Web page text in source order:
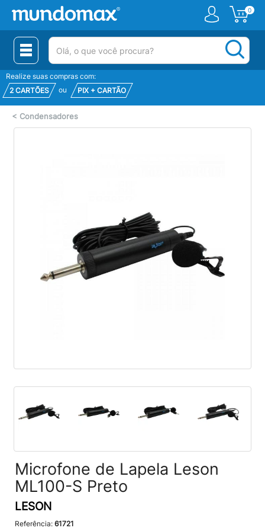
0
(pesquisar)
Realize suas compras com:
2 CARTÕES
ou PIX + CARTÃO
< Condensadores
Microfone de Lapela Leson
ML100-S Preto
LESON
Referência: 61721